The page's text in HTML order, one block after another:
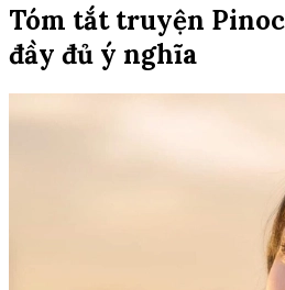
Tóm tắt truyện
đầy đủ ý nghĩa